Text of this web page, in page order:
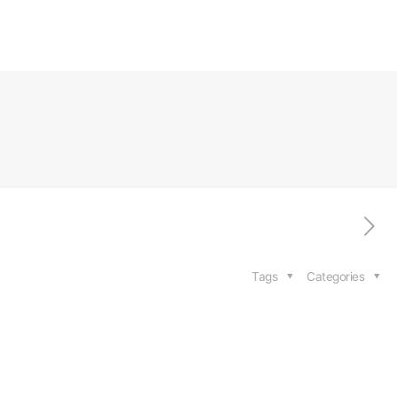
Categories
Tags